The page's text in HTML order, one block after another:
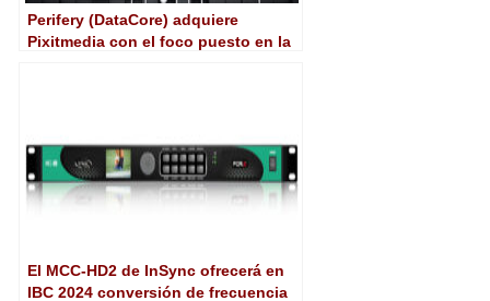
Perifery (DataCore) adquiere
Pixitmedia con el foco puesto en la
El MCC-HD2 de InSync ofrecerá en
IBC 2024 conversión de frecuencia